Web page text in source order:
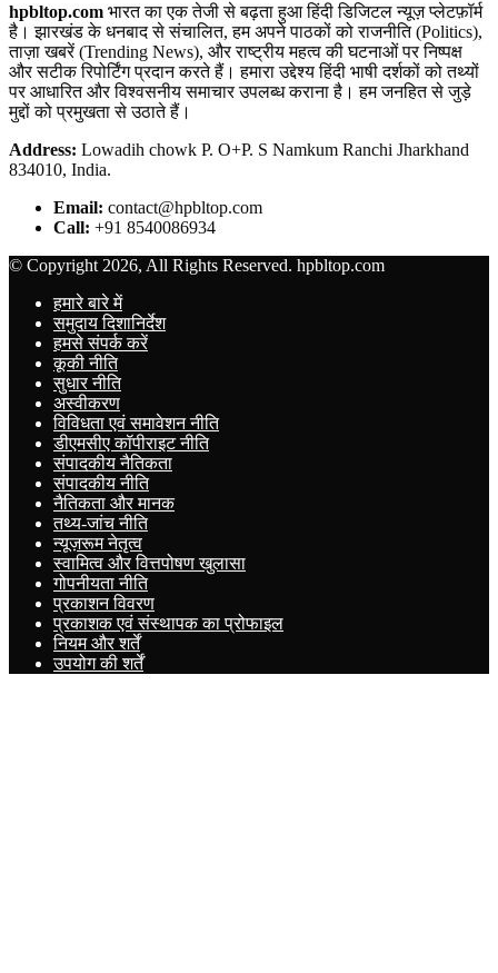
hpbltop.com भारत का एक तेजी से बढ़ता हुआ हिंदी डिजिटल न्यूज़ प्लेटफ़ॉर्म
है। झारखंड के धनबाद से संचालित, हम अपने पाठकों को राजनीति (Politics),
ताज़ा खबरें (Trending News), और राष्ट्रीय महत्व की घटनाओं पर निष्पक्ष
और सटीक रिपोर्टिंग प्रदान करते हैं। हमारा उद्देश्य हिंदी भाषी दर्शकों को तथ्यों
पर आधारित और विश्वसनीय समाचार उपलब्ध कराना है। हम जनहित से जुड़े
मुद्दों को प्रमुखता से उठाते हैं।
Address: Lowadih chowk P. O+P. S Namkum Ranchi Jharkhand
834010, India.
Email: contact@hpbltop.com
Call: +91 8540086934
© Copyright 2026, All Rights Reserved. hpbltop.com
हमारे बारे में
समुदाय दिशानिर्देश
हमसे संपर्क करें
कूकी नीति
सुधार नीति
अस्वीकरण
विविधता एवं समावेशन नीति
डीएमसीए कॉपीराइट नीति
संपादकीय नैतिकता
संपादकीय नीति
नैतिकता और मानक
तथ्य-जांच नीति
न्यूज़रूम नेतृत्व
स्वामित्व और वित्तपोषण खुलासा
गोपनीयता नीति
प्रकाशन विवरण
प्रकाशक एवं संस्थापक का प्रोफाइल
नियम और शर्तें
उपयोग की शर्तें